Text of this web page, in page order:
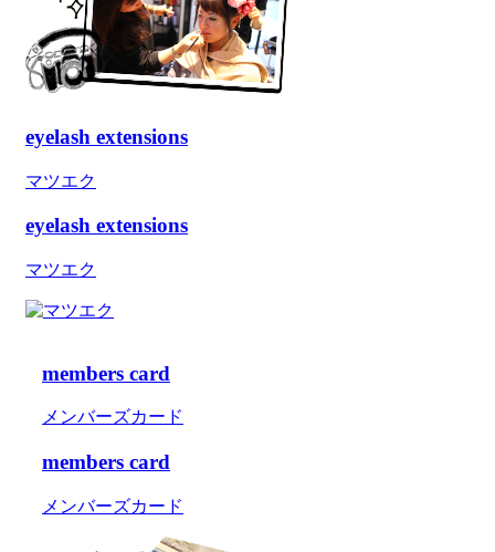
eyelash extensions
マツエク
eyelash extensions
マツエク
members card
メンバーズカード
members card
メンバーズカード